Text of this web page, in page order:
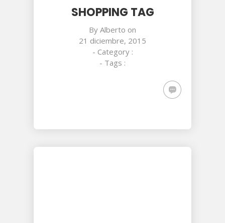
SHOPPING TAG
By Alberto on
21 diciembre, 2015
- Category :
- Tags :